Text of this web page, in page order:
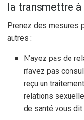
la transmettre à
Prenez des mesures
autres :
N’ayez pas de
n’avez pas
reçu un
relations
de santé vous dit